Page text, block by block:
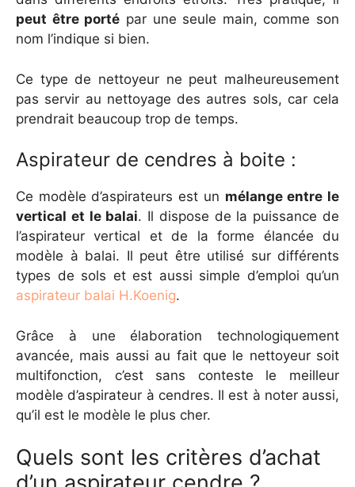
peut être porté par une seule main, comme son
nom l’indique si bien.
Ce type de nettoyeur ne peut malheureusement
pas servir au nettoyage des autres sols, car cela
prendrait beaucoup trop de temps.
Aspirateur de cendres à boite :
Ce modèle d’aspirateurs est un mélange entre le
vertical et le balai. Il dispose de la puissance de
l’aspirateur vertical et de la forme élancée du
modèle à balai. Il peut être utilisé sur différents
types de sols et est aussi simple d’emploi qu’un
aspirateur balai H.Koenig.
Grâce à une élaboration technologiquement
avancée, mais aussi au fait que le nettoyeur soit
multifonction, c’est sans conteste le meilleur
modèle d’aspirateur à cendres. Il est à noter aussi,
qu’il est le modèle le plus cher.
Quels sont les critères d’achat